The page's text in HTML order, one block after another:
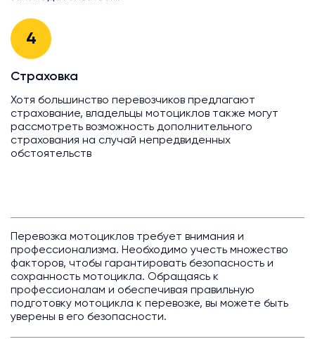
4
Страховка
Хотя большинство перевозчиков предлагают
страхование, владельцы мотоциклов также могут
рассмотреть возможность дополнительного
страхования на случай непредвиденных
обстоятельств
Перевозка мотоциклов требует внимания и
профессионализма. Необходимо учесть множество
факторов, чтобы гарантировать безопасность и
сохранность мотоцикла. Обращаясь к
профессионалам и обеспечивая правильную
подготовку мотоцикла к перевозке, вы можете быть
уверены в его безопасности.